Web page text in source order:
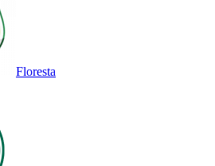
Floresta